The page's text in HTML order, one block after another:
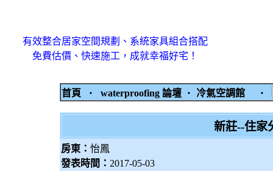
有效整合居家空間規劃、系統家具組合搭配
免費估價、快速施工，成就幸福好宅！
首頁 ‧ waterproofing 論壇 ‧ 冷氣空調館 ‧
新莊--住家
房東： 怡鳳
發表時間： 2017-05-03